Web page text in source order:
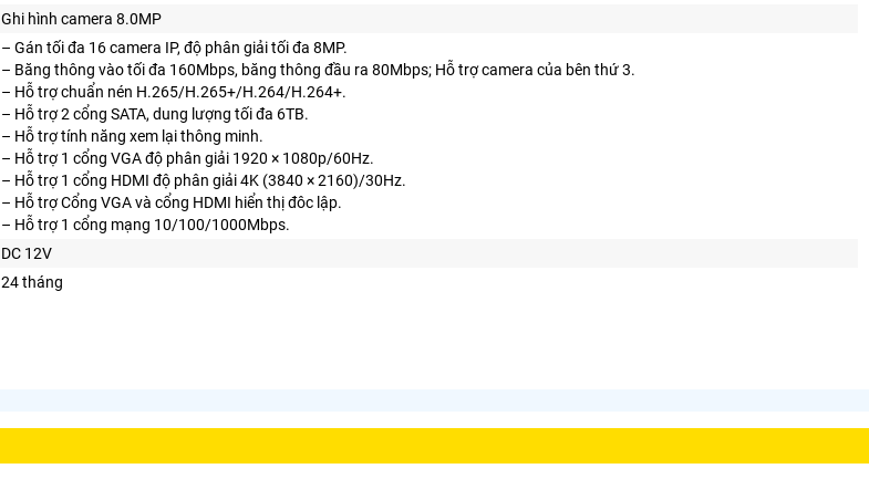
Ghi hình camera 8.0MP
– Gán tối đa 16 camera IP, độ phân giải tối đa 8MP.
– Băng thông vào tối đa 160Mbps, băng thông đầu ra 80Mbps; Hỗ trợ camera của bên thứ 3.
– Hỗ trợ chuẩn nén H.265/H.265+/H.264/H.264+.
– Hỗ trợ 2 cổng SATA, dung lượng tối đa 6TB.
– Hỗ trợ tính năng xem lại thông minh.
– Hỗ trợ 1 cổng VGA độ phân giải 1920 × 1080p/60Hz.
– Hỗ trợ 1 cổng HDMI độ phân giải 4K (3840 × 2160)/30Hz.
– Hỗ trợ Cổng VGA và cổng HDMI hiển thị đôc lập.
– Hỗ trợ 1 cổng mạng 10/100/1000Mbps.
DC 12V
24 tháng